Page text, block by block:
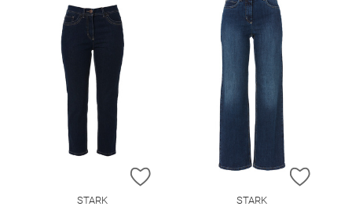
ZUR WUNSCHLISTE HINZUFÜGEN
STARK
ZUR
STARK